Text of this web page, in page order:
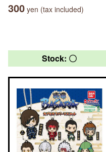
300 yen (tax included)
Stock: 〇